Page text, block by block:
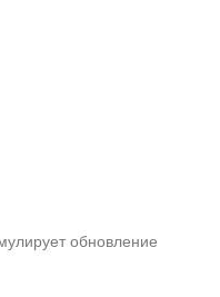
обновление